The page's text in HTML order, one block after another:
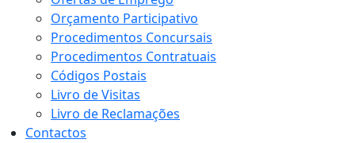
Orçamento Participativo
Procedimentos Concursais
Procedimentos Contratuais
Códigos Postais
Livro de Visitas
Livro de Reclamações
Contactos